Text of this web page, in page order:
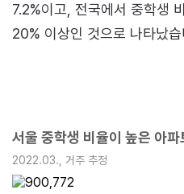
7.2%이고, 전국에서 중학생
20% 이상인 것으로 나타났습
서울 중학생 비율이 높은 아
2022.03., 거주 추정